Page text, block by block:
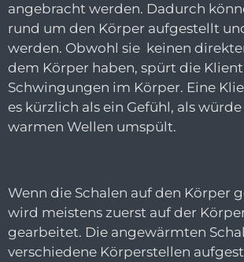
angebracht werden. Dadurch
rund um den Körper aufgestellt
werden. Obwohl sie keinen
dem Körper haben, spürt die
Schwingungen im Körper. Eine
es kürzlich als ein Gefühl, als würde
warmen Wellen umspült.
Wenn die Schalen auf den Körper
wird meistens zuerst auf der
gearbeitet. Die angewärmten
verschiedene Körperstellen